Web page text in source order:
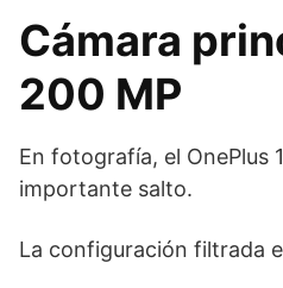
Cámara
200 MP
En fotografía, el OnePlus
importante salto.
La configuración filtrada